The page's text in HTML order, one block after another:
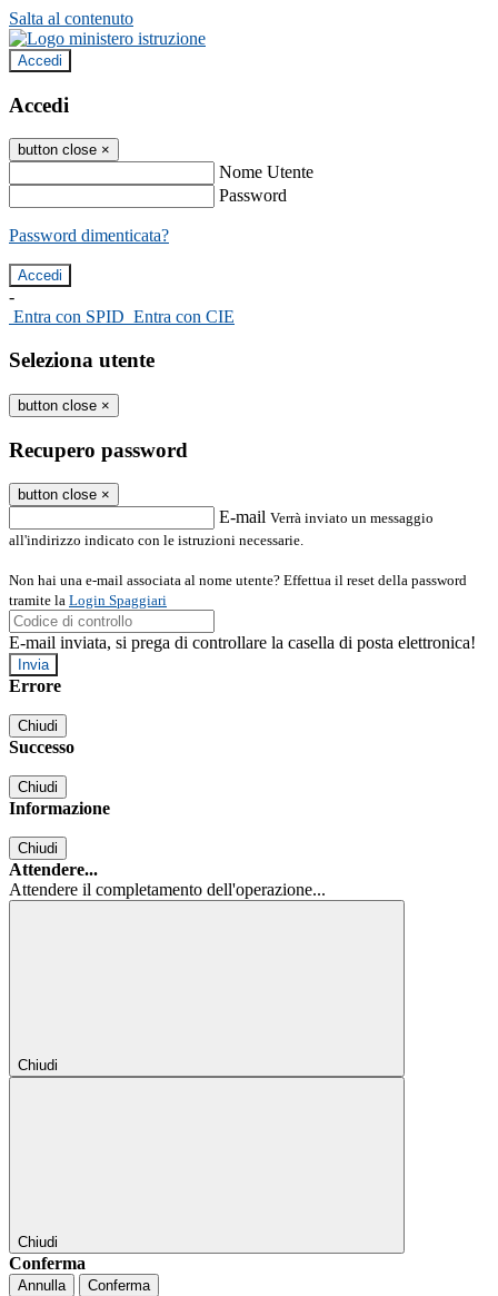
Salta al contenuto
Accedi
Accedi
button close ×
Nome Utente
Password
Password dimenticata?
-
Entra con SPID Entra con CIE
Seleziona utente
button close ×
Recupero password
button close ×
E-mail Verrà inviato un messaggio
all'indirizzo indicato con le istruzioni necessarie.
Non hai una e-mail associata al nome utente? Effettua il reset della password
tramite la Login Spaggiari
E-mail inviata, si prega di controllare la casella di posta elettronica!
Errore
Chiudi
Successo
Chiudi
Informazione
Chiudi
Attendere...
Attendere il completamento dell'operazione...
Chiudi
Chiudi
Conferma
Annulla Conferma